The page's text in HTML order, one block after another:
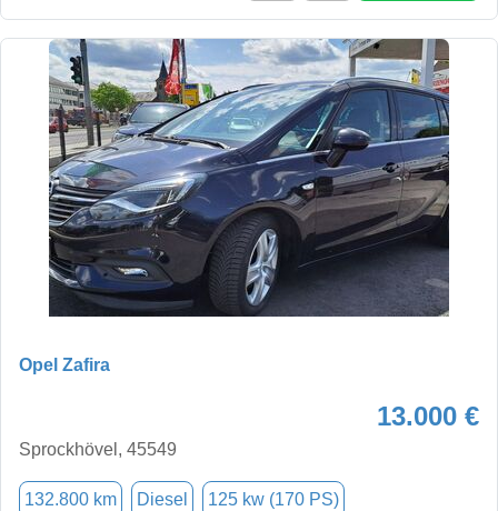
Opel Zafira
13.000 €
Sprockhövel, 45549
132.800 km Diesel 125 kw (170 PS)